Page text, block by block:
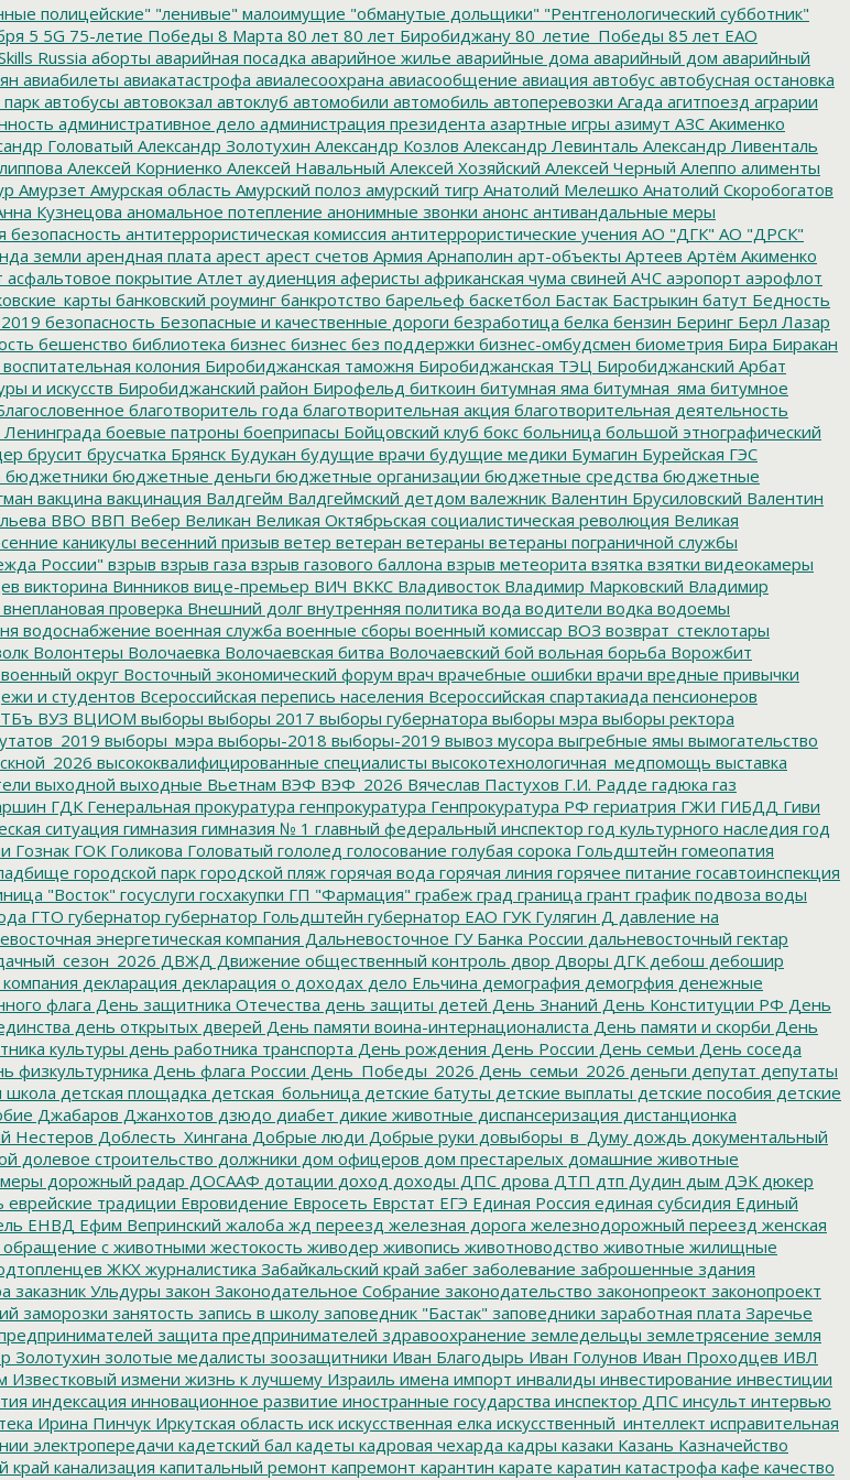
полицейские" "ленивые" малоимущие "обманутые дольщики" "Рентгенологический субботник"
5 5G 75-летие Победы 8 Марта 80 лет 80 лет Биробиджану 80_летие_Победы 85 лет ЕАО
Russia аборты аварийная посадка аварийное жилье аварийные дома аварийный дом аварийный
авиабилеты авиакатастрофа авиалесоохрана авиасообщение авиация автобус автобусная остановка
автобусы автовокзал автоклуб автомобили автомобиль автоперевозки Агада агитпоезд аграрии
административное дело администрация президента азартные игры азимут АЗС Акименко
Головатый Александр Золотухин Александр Козлов Александр Левинталь Александр Ливенталь
Алексей Корниенко Алексей Навальный Алексей Хозяйский Алексей Черный Алеппо алименты
Амурзет Амурская область Амурский полоз амурский тигр Анатолий Мелешко Анатолий Скоробогатов
Кузнецова аномальное потепление анонимные звонки анонс антивандальные меры
безопасность антитеррористическая комиссия антитеррористические учения АО "ДГК" АО "ДРСК"
земли арендная плата арест арест счетов Армия Арнаполин арт-объекты Артеев Артём Акименко
асфальтовое покрытие Атлет аудиенция аферисты африканская чума свиней АЧС аэропорт аэрофлот
банковский роуминг банкротство барельеф баскетбол Бастак Бастрыкин батут Бедность
безопасность Безопасные и качественные дороги безработица белка бензин Беринг Берл Лазар
бешенство библиотека бизнес бизнес без поддержки бизнес-омбудсмен биометрия Бира Биракан
колония Биробиджанская таможня Биробиджанская ТЭЦ Биробиджанский Арбат
и искусств Биробиджанский район Бирофельд биткоин битумная яма битумная_яма битумное
благотворитель года благотворительная акция благотворительная деятельность
Ленинграда боевые патроны боеприпасы Бойцовский клуб бокс больница большой этнографический
брусит брусчатка Брянск Будукан будущие врачи будущие медики Бумагин Бурейская ГЭС
бюджетники бюджетные деньги бюджетные организации бюджетные средства бюджетные
вакцина вакцинация Валдгейм Валдгеймский детдом валежник Валентин Брусиловский Валентин
ВВО ВВП Вебер Великан Великая Октябрьская социалистическая революция Великая
каникулы весенний призыв ветер ветеран ветераны ветераны пограничной службы
России" взрыв взрыв газа взрыв газового баллона взрыв метеорита взятка взятки видеокамеры
викторина Винников вице-премьер ВИЧ ВККС Владивосток Владимир Марковский Владимир
внеплановая проверка Внешний долг внутренняя политика вода водители водка водоемы
водоснабжение военная служба военные сборы военный комиссар ВОЗ возврат_стеклотары
Волонтеры Волочаевка Волочаевская битва Волочаевский бой вольная борьба Ворожбит
округ Восточный экономический форум врач врачебные ошибки врачи вредные привычки
и студентов Всероссийская перепись населения Всероссийская спартакиада пенсионеров
ВУЗ ВЦИОМ выборы выборы 2017 выборы губернатора выборы мэра выборы ректора
выборы_мэра выборы-2018 выборы-2019 вывоз мусора выгребные ямы вымогательство
высококвалифицированные специалисты высокотехнологичная_медпомощь выставка
выходной выходные Вьетнам ВЭФ ВЭФ_2026 Вячеслав Пастухов Г.И. Радде гадюка газ
ГДК Генеральная прокуратура генпрокуратура Генпрокуратура РФ гериатрия ГЖИ ГИБДД Гиви
ситуация гимназия гимназия № 1 главный федеральный инспектор год культурного наследия год
Гознак ГОК Голикова Головатый гололед голосование голубая сорока Гольдштейн гомеопатия
городской парк городской пляж горячая вода горячая линия горячее питание госавтоинспекция
"Восток" госуслуги госхакупки ГП "Фармация" грабеж град граница грант график подвоза воды
ГТО губернатор губернатор Гольдштейн губернатор ЕАО ГУК Гулягин Д давление на
энергетическая компания Дальневосточное ГУ Банка России дальневосточный гектар
ДВЖД Движение общественный контроль двор Дворы ДГК дебош дебошир
декларация декларация о доходах дело Ельчина демография демогрфия денежные
флага День защитника Отечества день защиты детей День Знаний День Конституции РФ День
день открытых дверей День памяти воина-интернационалиста День памяти и скорби День
культуры день работника транспорта День рождения День России День семьи День соседа
физкультурника День флага России День_Победы_2026 День_семьи_2026 деньги депутат депутаты
школа детская площадка детская_больница детские батуты детские выплаты детские пособия детские
Джабаров Джанхотов дзюдо диабет дикие животные диспансеризация дистанционка
Нестеров Доблесть_Хингана Добрые люди Добрые руки довыборы_в_Думу дождь документальный
долевое строительство должники дом офицеров дом престарелых домашние животные
дорожный радар ДОСААФ дотации доход доходы ДПС дрова ДТП дтп Дудин дым ДЭК дюкер
еврейские традиции Евровидение Евросеть Еврстат ЕГЭ Единая Россия единая субсидия Единый
ЕНВД Ефим Вепринский жалоба жд переезд железная дорога железнодорожный переезд женская
обращение с животными жестокость живодер живопись животноводство животные жилищные
ЖКХ журналистика Забайкальский край забег заболевание заброшенные здания
заказник Ульдуры закон Законодательное Собрание законодательство законопреокт законопроект
заморозки занятость запись в школу заповедник "Бастак" заповедники заработная плата Заречье
защита предпринимателей здравоохранение земледельцы землетрясение земля
Золотухин золотые медалисты зоозащитники Иван Благодырь Иван Голунов Иван Проходцев ИВЛ
Известковый измени жизнь к лучшему Израиль имена импорт инвалиды инвестирование инвестиции
индексация инновационное развитие иностранные государства инспектор ДПС инсульт интервью
Ирина Пинчук Иркутская область иск искусственная елка искусственный_интеллект исправительная
электропередачи кадетский бал кадеты кадровая чехарда кадры казаки Казань Казначейство
край канализация капитальный ремонт капремонт карантин карате каратин катастрофа кафе качество